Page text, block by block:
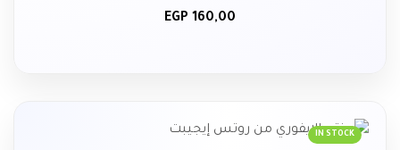
EGP 160,00
IN STOCK